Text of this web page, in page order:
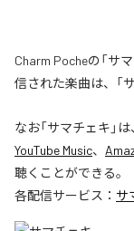
Charm Pocheの「サ
信された楽曲は、「
なお「サマチェキ 」は
YouTube Music、
聴くことができる。
各配信サービス： サ